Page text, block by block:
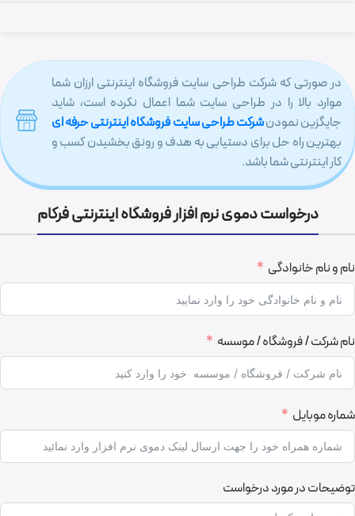
در صورتی که شرکت طراحی سایت فروشگاه اینترنتی ارزان شما
موارد بالا را در طراحی سایت شما اعمال نکرده است، شاید
جایگزین نمودنشرکت طراحی سایت فروشگاه اینترنتی حرفه ای
بهترین راه حل برای دستیابی به هدف و رونق بخشیدن کسب و
کار اینترنتی شما باشد.
درخواست دموی نرم افزار فروشگاه اینترنتی فرکام
نام و نام خانوادگی
نام شرکت / فروشگاه / موسسه
شماره موبایل
توضیحات در مورد درخواست